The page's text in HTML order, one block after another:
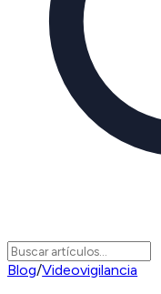
Blog/Videovigilancia